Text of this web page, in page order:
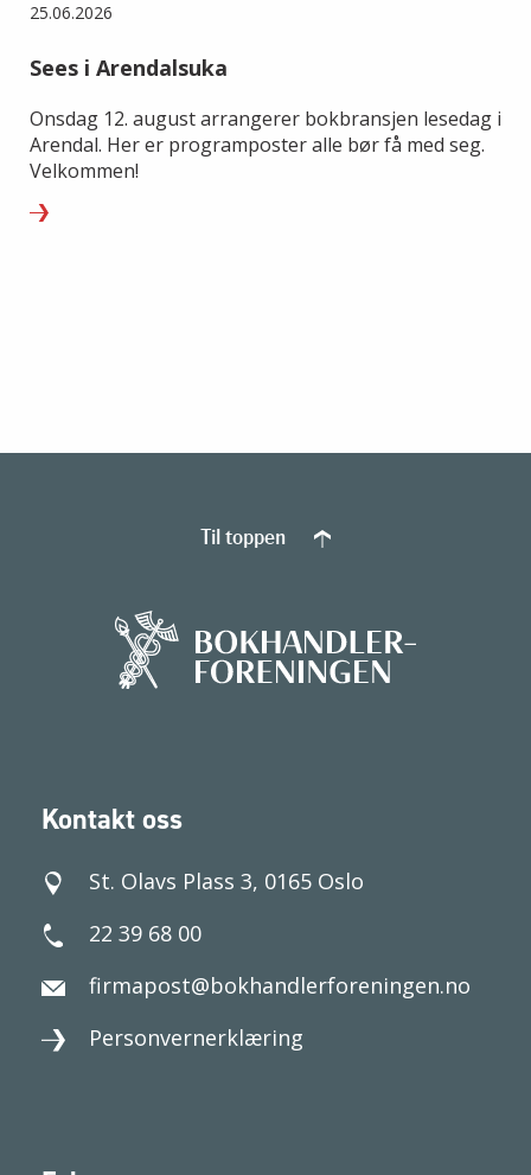
25.06.2026
Sees i Arendalsuka
Onsdag 12. august arrangerer bokbransjen lesedag i
Arendal. Her er programposter alle bør få med seg.
Velkommen!
Kontakt oss
St. Olavs Plass 3, 0165 Oslo
22 39 68 00
firmapost@bokhandlerforeningen.no
Personvernerklæring
Til toppen